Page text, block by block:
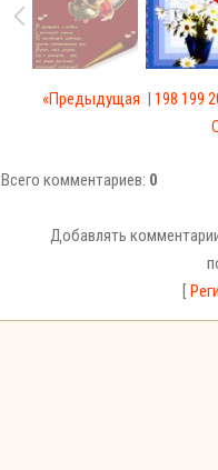
«Предыдущая 198 199
Всего комментариев: 0
Добавлять